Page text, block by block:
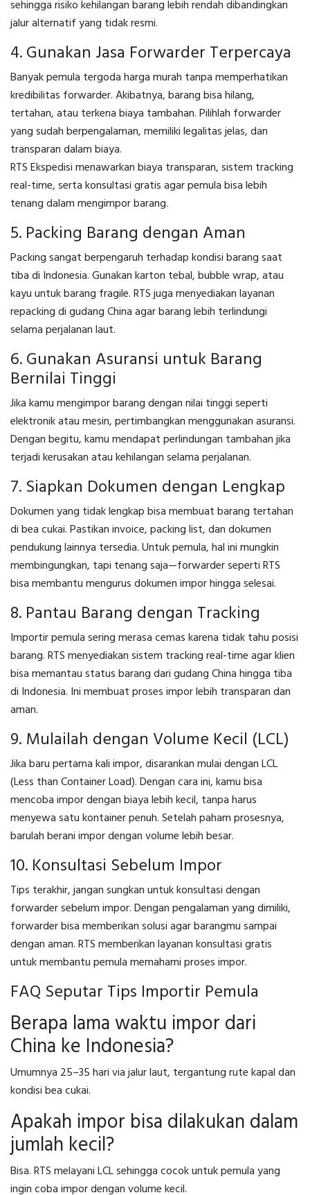
sehingga risiko kehilangan barang lebih rendah dibandingkan
jalur alternatif yang tidak resmi.
4. Gunakan Jasa Forwarder Terpercaya
Banyak pemula tergoda harga murah tanpa memperhatikan
kredibilitas forwarder. Akibatnya, barang bisa hilang,
tertahan, atau terkena biaya tambahan. Pilihlah forwarder
yang sudah berpengalaman, memiliki legalitas jelas, dan
transparan dalam biaya.
RTS Ekspedisi menawarkan biaya transparan, sistem tracking
real-time, serta konsultasi gratis agar pemula bisa lebih
tenang dalam mengimpor barang.
5. Packing Barang dengan Aman
Packing sangat berpengaruh terhadap kondisi barang saat
tiba di Indonesia. Gunakan karton tebal, bubble wrap, atau
kayu untuk barang fragile. RTS juga menyediakan layanan
repacking di gudang China agar barang lebih terlindungi
selama perjalanan laut.
6. Gunakan Asuransi untuk Barang
Bernilai Tinggi
Jika kamu mengimpor barang dengan nilai tinggi seperti
elektronik atau mesin, pertimbangkan menggunakan asuransi.
Dengan begitu, kamu mendapat perlindungan tambahan jika
terjadi kerusakan atau kehilangan selama perjalanan.
7. Siapkan Dokumen dengan Lengkap
Dokumen yang tidak lengkap bisa membuat barang tertahan
di bea cukai. Pastikan invoice, packing list, dan dokumen
pendukung lainnya tersedia. Untuk pemula, hal ini mungkin
membingungkan, tapi tenang saja—forwarder seperti RTS
bisa membantu mengurus dokumen impor hingga selesai.
8. Pantau Barang dengan Tracking
Importir pemula sering merasa cemas karena tidak tahu posisi
barang. RTS menyediakan sistem tracking real-time agar klien
bisa memantau status barang dari gudang China hingga tiba
di Indonesia. Ini membuat proses impor lebih transparan dan
aman.
9. Mulailah dengan Volume Kecil (LCL)
Jika baru pertama kali impor, disarankan mulai dengan LCL
(Less than Container Load). Dengan cara ini, kamu bisa
mencoba impor dengan biaya lebih kecil, tanpa harus
menyewa satu kontainer penuh. Setelah paham prosesnya,
barulah berani impor dengan volume lebih besar.
10. Konsultasi Sebelum Impor
Tips terakhir, jangan sungkan untuk konsultasi dengan
forwarder sebelum impor. Dengan pengalaman yang dimiliki,
forwarder bisa memberikan solusi agar barangmu sampai
dengan aman. RTS memberikan layanan konsultasi gratis
untuk membantu pemula memahami proses impor.
FAQ Seputar Tips Importir Pemula
Berapa lama waktu impor dari
China ke Indonesia?
Umumnya 25–35 hari via jalur laut, tergantung rute kapal dan
kondisi bea cukai.
Apakah impor bisa dilakukan dalam
jumlah kecil?
Bisa. RTS melayani LCL sehingga cocok untuk pemula yang
ingin coba impor dengan volume kecil.